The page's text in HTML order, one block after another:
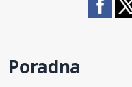
Poradna